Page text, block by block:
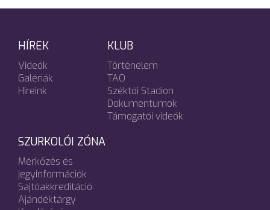
HÍREK
Videók
Galériák
Híreink
KLUB
Történelem
TAO
Széktói Stadion
Dokumentumok
Támogatói videók
SZURKOLÓI ZÓNA
Mérkőzés és
jegyinformációk
Sajtóakkreditáció
Ajándéktárgy